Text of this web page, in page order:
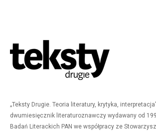
„Teksty Drugie. Teoria literatury, krytyka,
dwumiesięcznik literaturoznawczy wydawany od
Badań Literackich PAN we współpracy ze